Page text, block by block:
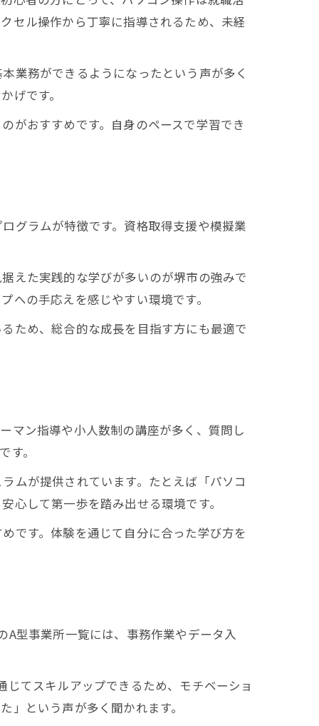
セル操作から丁寧に指導されるため、未経
業務ができるようになったという声が多く
げです。
がおすすめです。自身のペースで学習でき
グラムが特徴です。資格取得支援や模擬業
えた実践的な学びが多いのが堺市の強みで
への手応えを感じやすい環境です。
ため、総合的な成長を目指す方にも最適で
マン指導や小人数制の講座が多く、質問し
。
ムが提供されています。たとえば「パソコ
心して第一歩を踏み出せる環境です。
です。体験を通じて自分に合った学び方を
型事業所一覧には、事務作業やデータ入
てスキルアップできるため、モチベーショ
という声が多く聞かれます。